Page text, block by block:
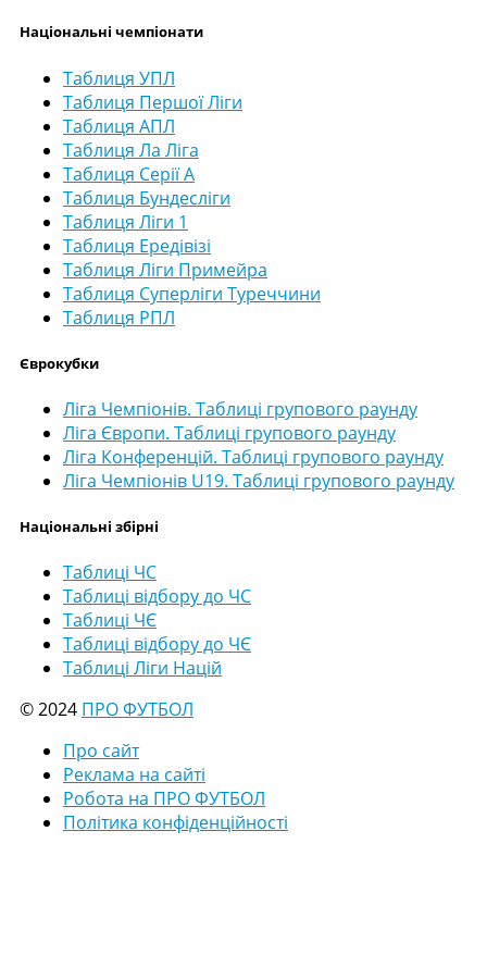
Національні чемпіонати
Таблиця УПЛ
Таблиця Першої Ліги
Таблиця АПЛ
Таблиця Ла Ліга
Таблиця Серії А
Таблиця Бундесліги
Таблиця Ліги 1
Таблиця Ередівізі
Таблиця Ліги Примейра
Таблиця Суперліги Туреччини
Таблиця РПЛ
Єврокубки
Ліга Чемпіонів. Таблиці групового раунду
Ліга Європи. Таблиці групового раунду
Ліга Конференцій. Таблиці групового раунду
Ліга Чемпіонів U19. Таблиці групового раунду
Національні збірні
Таблиці ЧС
Таблиці відбору до ЧС
Таблиці ЧЄ
Таблиці відбору до ЧЄ
Таблиці Ліги Націй
© 2024 ПРО ФУТБОЛ
Про сайт
Реклама на сайті
Робота на ПРО ФУТБОЛ
Політика конфіденційності